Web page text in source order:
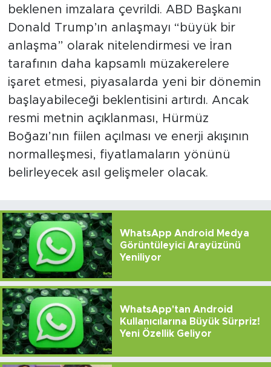
beklenen imzalara çevrildi. ABD Başkanı
Donald Trump’ın anlaşmayı “büyük bir
anlaşma” olarak nitelendirmesi ve İran
tarafının daha kapsamlı müzakerelere
işaret etmesi, piyasalarda yeni bir dönemin
başlayabileceği beklentisini artırdı. Ancak
resmi metnin açıklanması, Hürmüz
Boğazı’nın fiilen açılması ve enerji akışının
normalleşmesi, fiyatlamaların yönünü
belirleyecek asıl gelişmeler olacak.
WhatsApp Android Medya
Görüntüleyici Arayüzünü
Yeniliyor
WhatsApp'tan Android
Kullanıcılarına Büyük Sürpriz!
Yeni Özellik Geliyor